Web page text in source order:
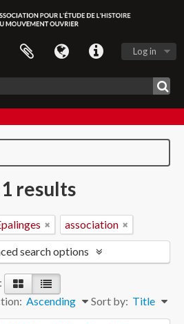
Log in
results
association
search options
Sort by: Title
Ascending